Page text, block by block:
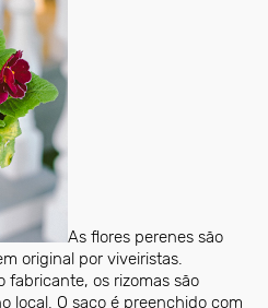
As flores perenes são
original por viveiristas.
fabricante, os rizomas são
local. O saco é preenchido com